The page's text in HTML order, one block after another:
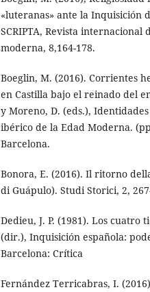
«luteranas» ante la Inquisición
SCRIPTA, Revista
moderna, 8,164-178.
Boeglin, M. (2016). Corrientes
en Castilla bajo el reinado del
y Moreno, D. (eds.),
ibérico de la Edad Moderna.
Barcelona.
Bonora, E. (2016). Il ritorno
di Guápulo). Studi Storici, 2,
Dedieu, J. P. (1981). Los cuatro
(dir.), Inquisición española:
Barcelona: Crítica
Fernández Terricabras, I.